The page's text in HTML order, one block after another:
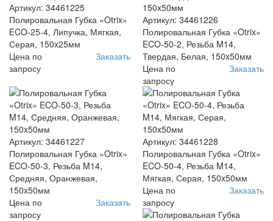
Артикул: 34461225
Полировальная Губка «Otrix»
ECO-25-4, Липучка, Мягкая,
Серая, 150x25мм
Цена по
запросу
Заказать
Артикул: 34461226
Полировальная Губка «Otrix»
ECO-50-2, Резьба M14,
Твердая, Белая, 150x50мм
Цена по
запросу
Заказать
Артикул: 34461227
Полировальная Губка «Otrix»
ECO-50-3, Резьба M14,
Средняя, Оранжевая,
150x50мм
Цена по
запросу
Заказать
Артикул: 34461228
Полировальная Губка «Otrix»
ECO-50-4, Резьба M14,
Мягкая, Серая, 150x50мм
Цена по
запросу
Заказать